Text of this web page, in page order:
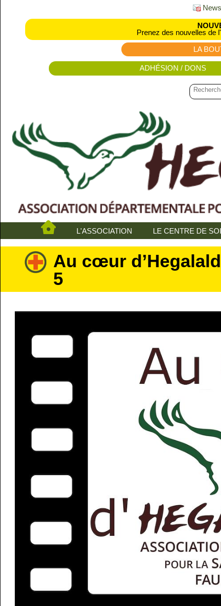
Prenez des nouvelles de
LA
ADHÉSION / DONS
L'ASSOCIATION LE CENTRE DE
Au cœur
5